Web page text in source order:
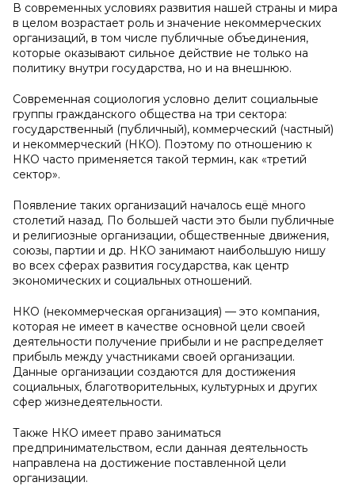
В современных условиях развития нашей страны и мира
в целом возрастает роль и значение некоммерческих
организаций, в том числе публичные объединения,
которые оказывают сильное действие не только на
политику внутри государства, но и на внешнюю.
Современная социология условно делит социальные
группы гражданского общества на три сектора:
государственный (публичный), коммерческий (частный)
и некоммерческий (НКО). Поэтому по отношению к
НКО часто применяется такой термин, как «третий
сектор».
Появление таких организаций началось ещё много
столетий назад. По большей части это были публичные
и религиозные организации, общественные движения,
союзы, партии и др. НКО занимают наибольшую нишу
во всех сферах развития государства, как центр
экономических и социальных отношений.
НКО (некоммерческая организация) — это компания,
которая не имеет в качестве основной цели своей
деятельности получение прибыли и не распределяет
прибыль между участниками своей организации.
Данные организации создаются для достижения
социальных, благотворительных, культурных и других
сфер жизнедеятельности.
Также НКО имеет право заниматься
предпринимательством, если данная деятельность
направлена на достижение поставленной цели
организации.